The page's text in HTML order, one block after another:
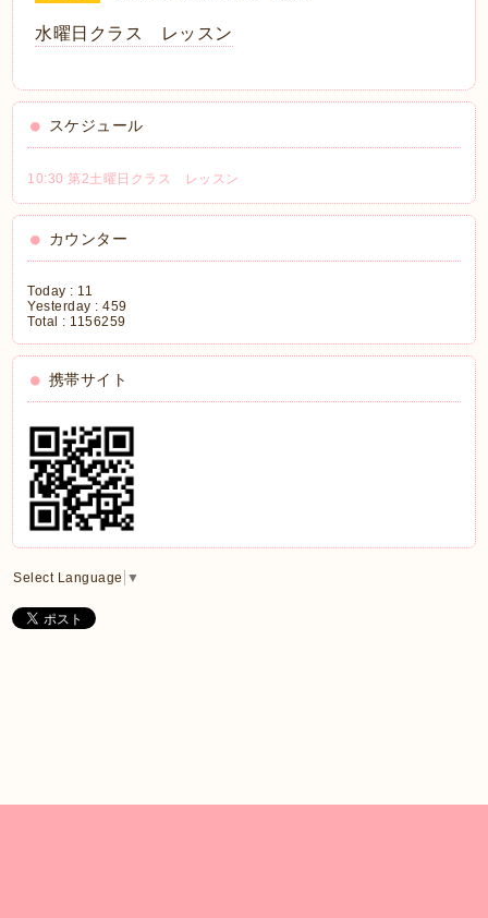
水曜日クラス レッスン
スケジュール
10:30 第2土曜日クラス レッスン
カウンター
Today : 11
Yesterday :459
Total : 1156259
携帯サイト
Select Language ▼